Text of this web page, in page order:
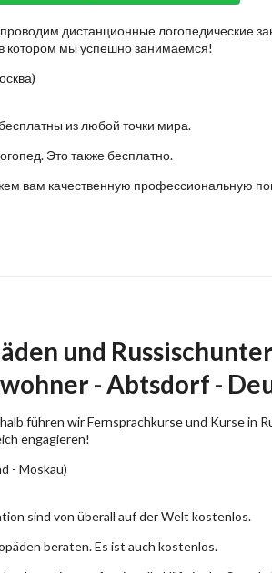
дистанционные логопедические
котором мы успешно занимаемся!
из любой точки мира.
Это также бесплатно.
вам качественную профессиональную
und
- Abtsdorf -
führen wir Fernsprachkurse und Kurse in
engagieren!
- Moskau)
sind von überall auf der Welt kostenlos.
beraten. Es ist auch kostenlos.